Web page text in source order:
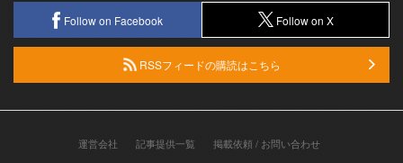
Follow on Facebook Follow on X
RSSフィードの購読はこちら
運営会社 記事提供一覧
掲載依頼 / お問い合わせ